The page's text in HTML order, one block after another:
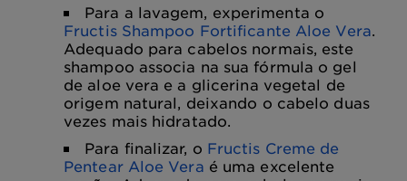
Para a lavagem, experimenta o
Fructis Shampoo Fortificante Aloe Vera.
Adequado para cabelos normais, este
shampoo associa na sua fórmula o gel
de aloe vera e a glicerina vegetal de
origem natural, deixando o cabelo duas
vezes mais hidratado.
Para finalizar, o Fructis Creme de
Pentear Aloe Vera é uma excelente